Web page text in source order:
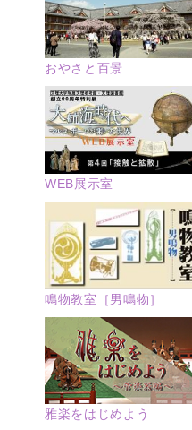
おやさと百景
WEB展示室
鳴物教室［男鳴物］
雅楽をはじめよう